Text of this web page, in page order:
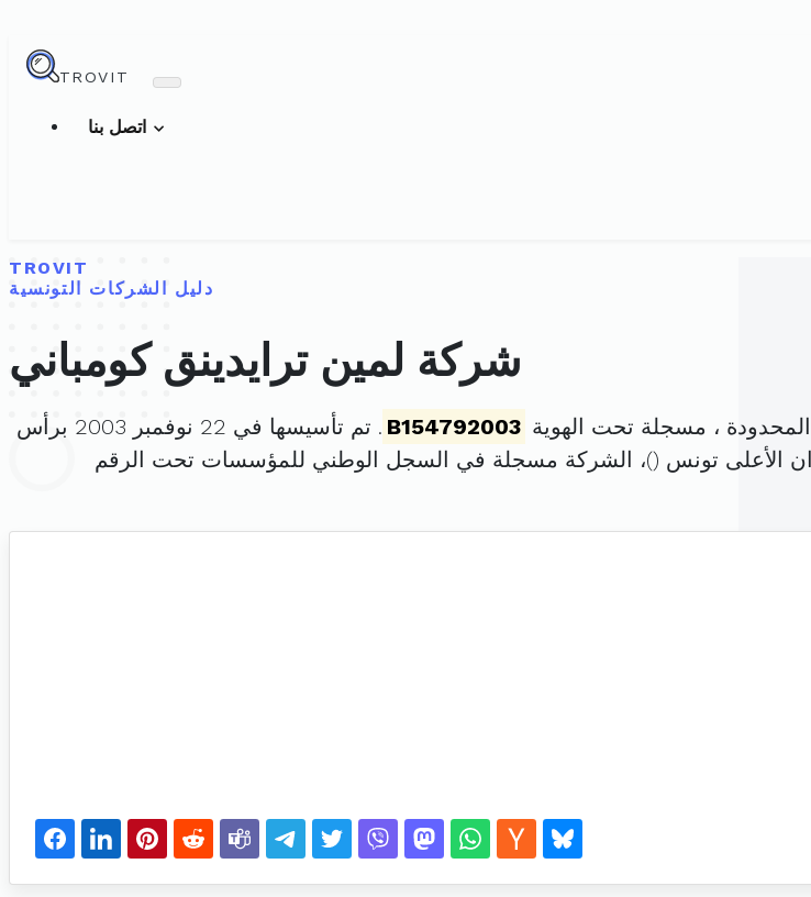
TROVIT
TROVIT
دليل الشركات التونسية
شركة لمين ترايدينق كومباني
، مسجلة تحت الهوية B154792003
. تم تأسيسها في 22 نوفمبر 2003 برأس
)، الشركة مسجلة في السجل الوطني للمؤسسات تحت الرقم